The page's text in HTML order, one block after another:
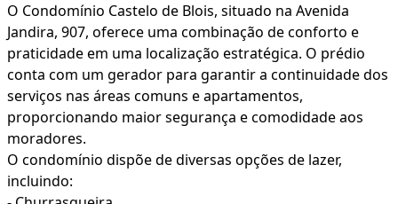
O Condomínio Castelo de Blois, situado na Avenida
Jandira, 907, oferece uma combinação de conforto e
praticidade em uma localização estratégica. O prédio
conta com um gerador para garantir a continuidade dos
serviços nas áreas comuns e apartamentos,
proporcionando maior segurança e comodidade aos
moradores.
O condomínio dispõe de diversas opções de lazer,
incluindo: